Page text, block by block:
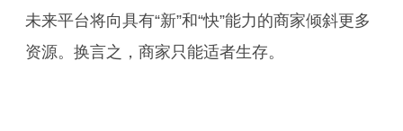
未来平台将向具有“新”和“快”能力的商家倾斜更多
资源。换言之，商家只能适者生存。